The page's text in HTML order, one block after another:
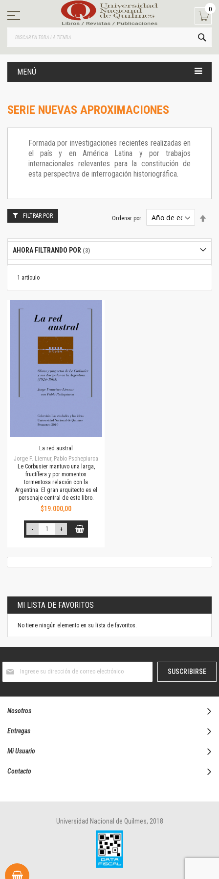
contenido
0
MENÚ
SERIE NUEVAS APROXIMACIONES
Formada por investigaciones recientes realizadas en
el país y en América Latina y por trabajos
internacionales relevantes para la constitución de
esta perspectiva de interrogación historiográfica.
1 artículo
Ordenar por
La red austral
Jorge F. Liernur, Pablo Pschepiurca
Le Corbusier mantuvo una larga,
fructífera y por momentos
tormentosa relación con la
Argentina. El gran arquitecto es el
personaje central de este libro.
$19.000,00
- +
FILTRAR POR
AHORA FILTRANDO POR
MI LISTA DE FAVORITOS
No tiene ningún elemento en su lista de favoritos.
boletín
SUSCRIBIRSE
Nosotros
Entregas
Mi Usuario
Contacto
Universidad Nacional de Quilmes, 2018